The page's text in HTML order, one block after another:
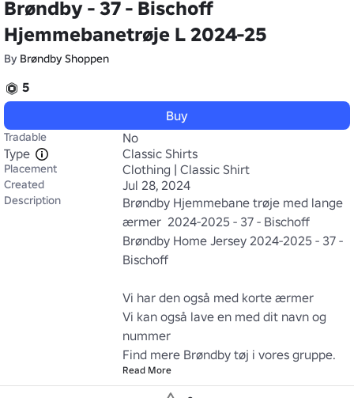
Brøndby - 37 - Bischoff
Hjemmebanetrøje L 2024-25
By Brøndby Shoppen
5
Buy
Tradable
No
Type
Classic Shirts
Placement Clothing | Classic Shirt
Created Jul 28, 2024
Description
Brøndby Hjemmebane trøje med lange
ærmer  2024-2025 - 37 - Bischoff
Brøndby Home Jersey 2024-2025 - 37 -
Bischoff
Vi har den også med korte ærmer
Vi kan også lave en med dit navn og
nummer
Find mere Brøndby tøj i vores gruppe.
Read More